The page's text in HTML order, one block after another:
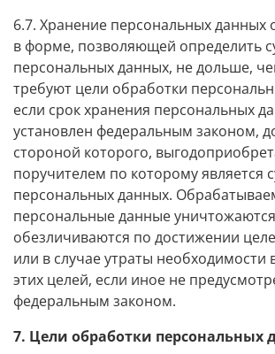
6.7. Хранение персональных данных
в форме, позволяющей определить
персональных данных, не дольше,
требуют цели обработки
если срок хранения персональных
установлен федеральным законом,
стороной которого,
поручителем по которому является
персональных данных.
персональные данные
обезличиваются по достижении
или в случае утраты необходимости
этих целей, если иное не
федеральным законом.
7. Цели обработки персональных